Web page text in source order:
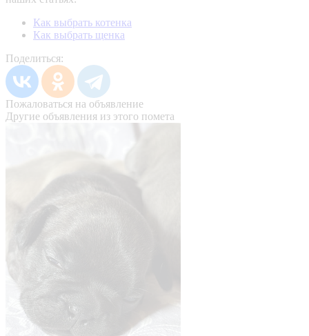
Как выбрать котенка
Как выбрать щенка
Поделиться:
Пожаловаться на объявление
Другие объявления из этого помета